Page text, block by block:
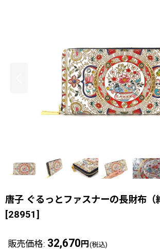
唐子 ぐるっとファスナーの長財布（
[28951]
販売価格: 32,670 円 (税込)